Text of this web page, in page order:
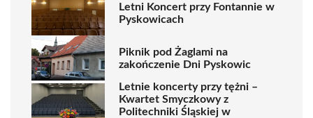
Letni Koncert przy Fontannie w
Pyskowicach
Piknik pod Żaglami na
zakończenie Dni Pyskowic
Letnie koncerty przy tężni –
Kwartet Smyczkowy z
Politechniki Śląskiej w